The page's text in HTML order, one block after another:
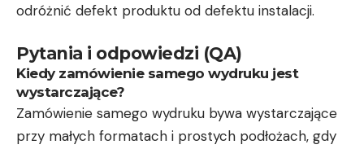
odróżnić defekt produktu od defektu instalacji.
Pytania i odpowiedzi (QA)
Kiedy zamówienie samego wydruku jest
wystarczające?
Zamówienie samego wydruku bywa wystarczające
przy małych formatach i prostych podłożach, gdy